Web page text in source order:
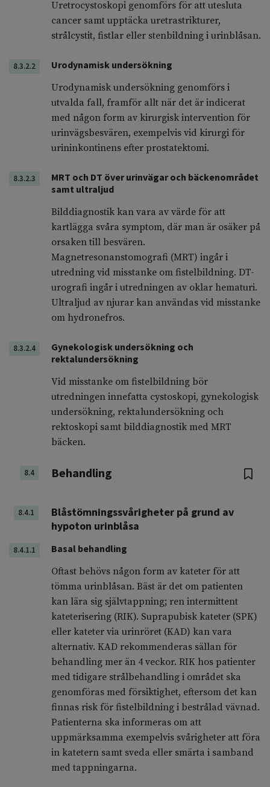
Uretrocystoskopi genomförs för att utesluta
cancer samt upptäcka uretrastrikturer,
strålcystit, fistlar eller stenbildning i urinblåsan.
8.3.2.2
Urodynamisk undersökning
Urodynamisk undersökning genomförs i
utvalda fall, framför allt när det är indicerat
med någon form av kirurgisk intervention för
urinvägsbesvären, exempelvis vid kirurgi för
urininkontinens efter prostatektomi.
8.3.2.3
MRT och DT över urinvägar och bäckenområdet
samt ultraljud
Bilddiagnostik kan vara av värde för att
kartlägga svåra symptom, där man är osäker på
orsaken till besvären.
Magnetresonanstomografi (MRT) ingår i
utredning vid misstanke om fistelbildning. DT-
urografi ingår i utredningen av oklar hematuri.
Ultraljud av njurar kan användas vid misstanke
om hydronefros.
8.3.2.4
Gynekologisk undersökning och
rektalundersökning
Vid misstanke om fistelbildning bör
utredningen innefatta cystoskopi, gynekologisk
undersökning, rektalundersökning och
rektoskopi samt bilddiagnostik med MRT
bäcken.
8.4 Behandling
8.4.1
Blåstömningssvårigheter på grund av
hypoton urinblåsa
8.4.1.1
Basal behandling
Oftast behövs någon form av kateter för att
tömma urinblåsan. Bäst är det om patienten
kan lära sig självtappning; ren intermittent
kateterisering (RIK). Suprapubisk kateter (SPK)
eller kateter via urinröret (KAD) kan vara
alternativ. KAD rekommenderas sällan för
behandling mer än 4 veckor. RIK hos patienter
med tidigare strålbehandling i området ska
genomföras med försiktighet, eftersom det kan
finnas risk för fistelbildning i bestrålad vävnad.
Patienterna ska informeras om att
uppmärksamma exempelvis svårigheter att föra
in katetern samt sveda eller smärta i samband
med tappningarna.